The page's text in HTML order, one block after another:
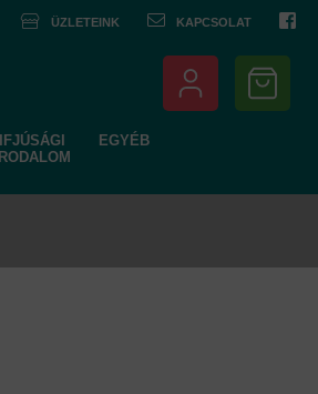
ÜZLETEINK KAPCSOLAT
IFJÚSÁGI
IRODALOM
EGYÉB